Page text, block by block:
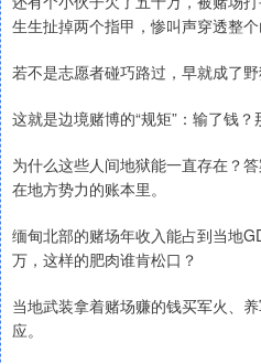
生生扯掉两个指甲，惨叫声穿透整
若不是志愿者碰巧路过，早就成了野
这就是边境赌博的“规矩”：输了钱？
为什么这些人间地狱能一直存在？
在地方势力的账本里。
缅甸北部的赌场年收入能占到当地
万，这样的肥肉谁肯松口？
当地武装拿着赌场赚的钱买军火、
应。